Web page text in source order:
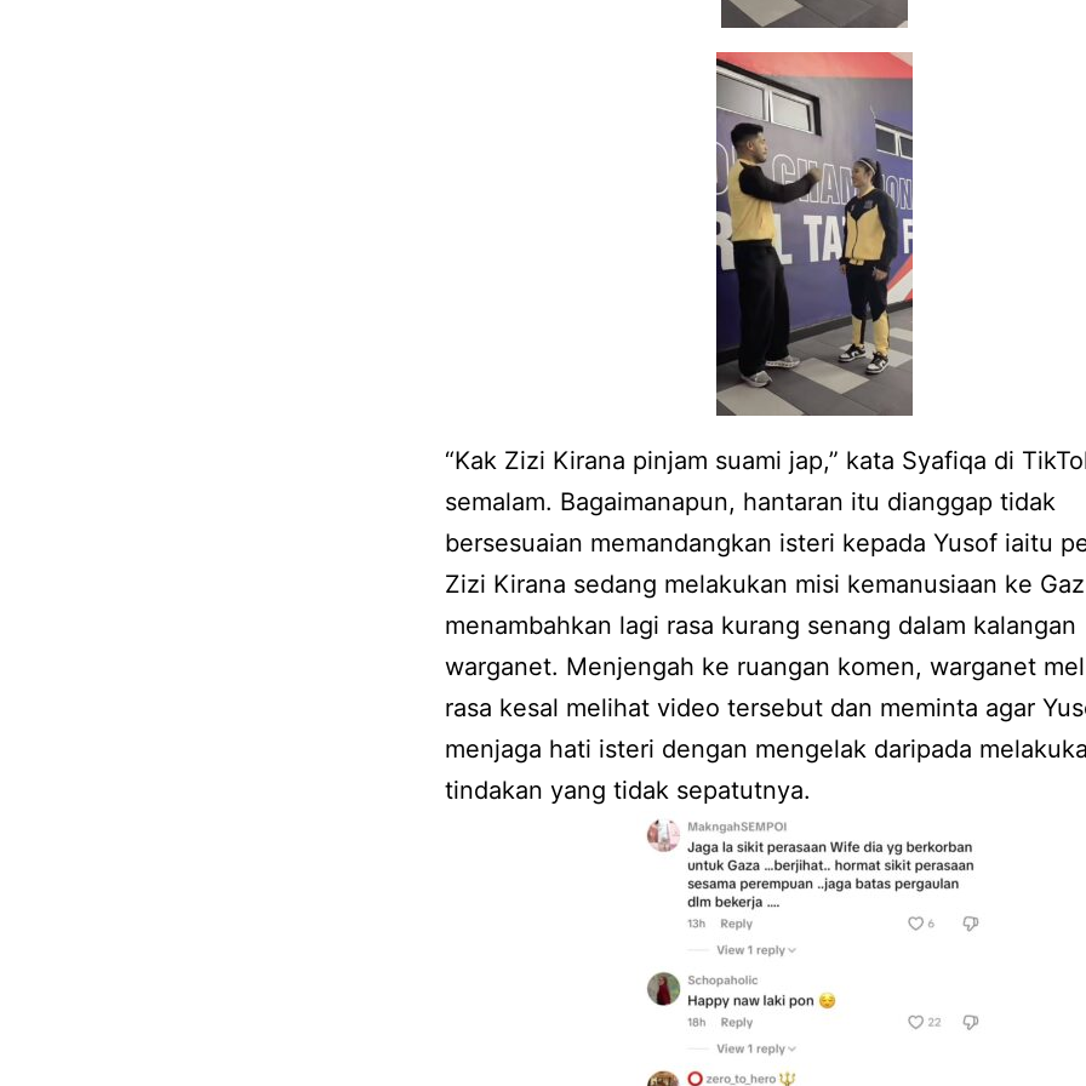
“Kak Zizi Kirana pinjam suami jap,” kata Syafiqa di
semalam. Bagaimanapun, hantaran itu dianggap tidak
bersesuaian memandangkan isteri kepada Yusof iaitu
Zizi Kirana sedang melakukan misi kemanusiaan ke
menambahkan lagi rasa kurang senang dalam kalangan
warganet. Menjengah ke ruangan komen, warganet
rasa kesal melihat video tersebut dan meminta agar
menjaga hati isteri dengan mengelak daripada
tindakan yang tidak sepatutnya.